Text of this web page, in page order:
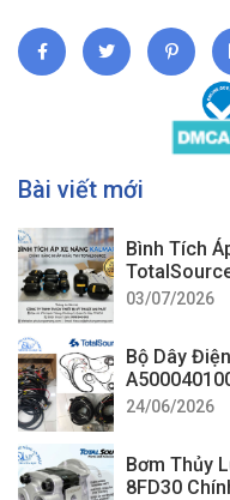
Bài viết mới
Bình Tích
03/07/2026
Bộ Dây
24/06/2026
Bơm Thủy
8FD30